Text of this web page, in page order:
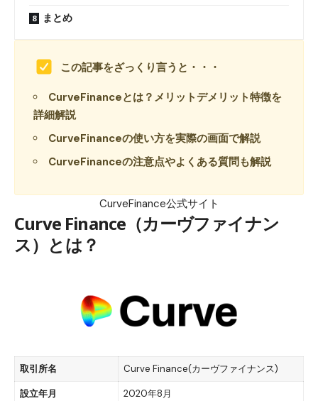
まとめ
この記事をざっくり言うと・・・
CurveFinanceとは？メリットデメリット特徴を
詳細解説
CurveFinanceの使い方を実際の画面で解説
CurveFinanceの注意点やよくある質問も解説
CurveFinance公式サイト
Curve Finance（カーヴファイナン
ス）とは？
取引所名 Curve Finance(カーヴファイナンス)
設立年月 2020年8月